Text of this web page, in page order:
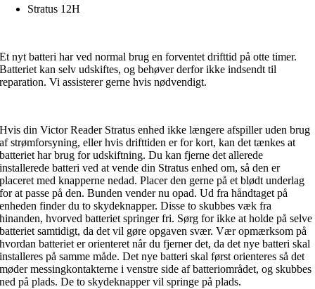
Stratus 12H
Et nyt batteri har ved normal brug en forventet drifttid på otte timer.
Batteriet kan selv udskiftes, og behøver derfor ikke indsendt til
reparation. Vi assisterer gerne hvis nødvendigt.
Hvis din Victor Reader Stratus enhed ikke længere afspiller uden brug
af strømforsyning, eller hvis drifttiden er for kort, kan det tænkes at
batteriet har brug for udskiftning. Du kan fjerne det allerede
installerede batteri ved at vende din Stratus enhed om, så den er
placeret med knapperne nedad. Placer den gerne på et blødt underlag
for at passe på den. Bunden vender nu opad. Ud fra håndtaget på
enheden finder du to skydeknapper. Disse to skubbes væk fra
hinanden, hvorved batteriet springer fri. Sørg for ikke at holde på selve
batteriet samtidigt, da det vil gøre opgaven svær. Vær opmærksom på
hvordan batteriet er orienteret når du fjerner det, da det nye batteri skal
installeres på samme måde. Det nye batteri skal først orienteres så det
møder messingkontakterne i venstre side af batteriområdet, og skubbes
ned på plads. De to skydeknapper vil springe på plads.